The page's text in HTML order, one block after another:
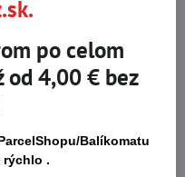
pracovnú
po celom
od 4,00 € bez
Balíkomatu
rýchlo .